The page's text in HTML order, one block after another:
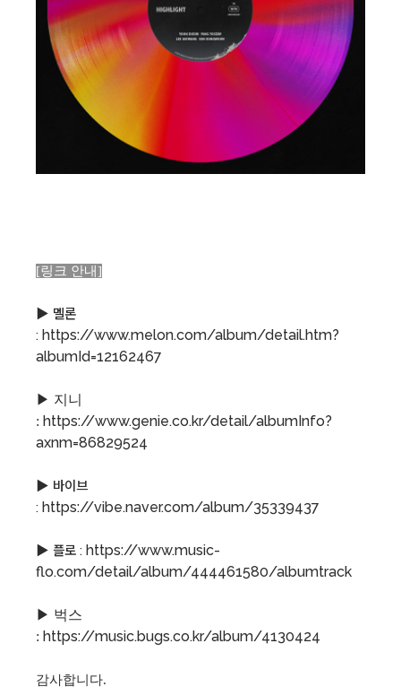
[링크 안내]
▶ 멜론
: https://www.melon.com/album/detail.htm?
albumId=12162467
▶ 지니
: https://www.genie.co.kr/detail/albumInfo?
axnm=86829524
▶ 바이브
: https://vibe.naver.com/album/35339437
▶ 플로 : https://www.music-
flo.com/detail/album/444461580/albumtrack
▶ 벅스
: https://music.bugs.co.kr/album/4130424
감사합니다.